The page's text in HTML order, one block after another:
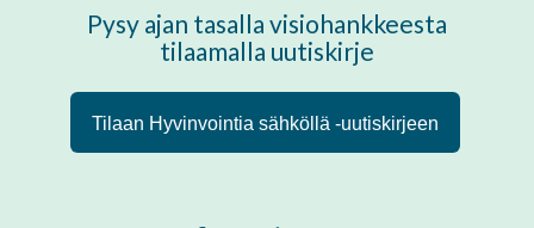
Pysy ajan tasalla visiohankkeesta
tilaamalla uutiskirje
Tilaan Hyvinvointia sähköllä -uutiskirjeen